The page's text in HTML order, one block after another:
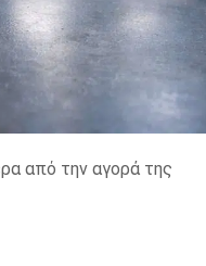
από την αγορά της